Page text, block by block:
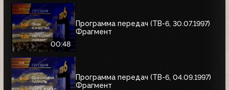
00:48
Программа передач (ТВ-6, 30.07.1997)
Фрагмент
Программа передач (ТВ-6, 04.09.1997)
Фрагмент